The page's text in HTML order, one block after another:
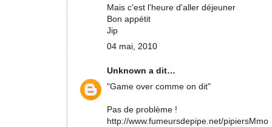
Mais c'est l'heure d'aller déjeuner
Bon appétit
Jip
04 mai, 2010
Unknown a dit…
"Game over comme on dit"
Pas de problème !
http://www.fumeursdepipe.net/pipiersMmo